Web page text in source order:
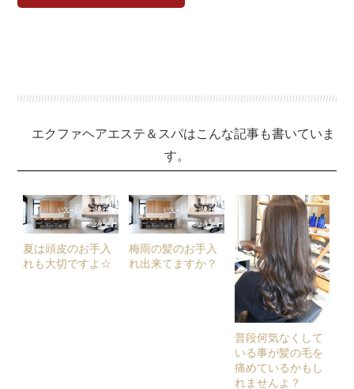
エクファヘアエステ＆スパはこんな記事も書いていま
す。
夏は頭皮のお手入
れも大切ですよ☆
梅雨の髪のお手入
れ出来てますか？
普段何気なくして
いる事が髪の毛を
痛めているかもし
れませんよ？